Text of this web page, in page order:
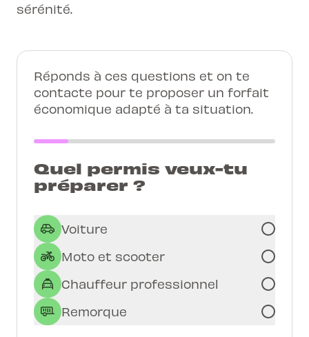
sérénité.
Réponds à ces questions et on te
contacte pour te proposer un forfait
économique adapté à ta situation.
Quel permis veux-tu
préparer ?
Voiture
Moto et scooter
Chauffeur professionnel
Remorque